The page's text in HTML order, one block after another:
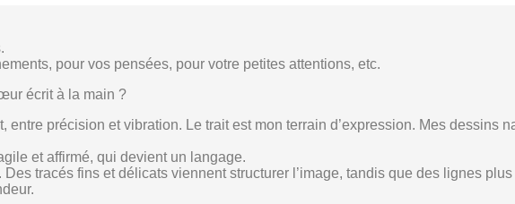
pour vos pensées, pour votre petites attentions, etc.
écrit à la main ?
précision et vibration. Le trait est mon terrain d’expression. Mes dessins
et affirmé, qui devient un langage.
tracés fins et délicats viennent structurer l’image, tandis que des lignes plus